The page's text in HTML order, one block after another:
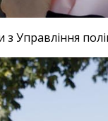
Управління